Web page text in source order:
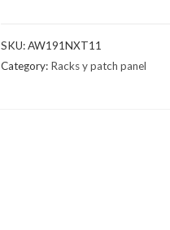
SKU:AW191NXT11
Category: Racks y patch panel